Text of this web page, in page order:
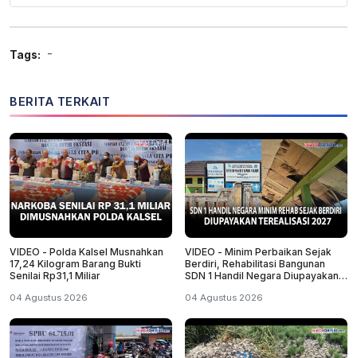
Tags: -
BERITA TERKAIT
VIDEO - Polda Kalsel Musnahkan
17,24 Kilogram Barang Bukti
Senilai Rp31,1 Miliar
04 Agustus 2026
VIDEO - Minim Perbaikan Sejak
Berdiri, Rehabilitasi Bangunan
SDN 1 Handil Negara Diupayakan
04 Agustus 2026